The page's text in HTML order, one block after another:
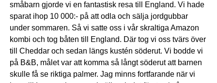
småbarn gjorde vi en fantastisk resa till England. Vi hade
sparat ihop 10 000:- på att odla och sälja jordgubbar
under sommaren. Så vi satte oss i vår skraltiga Amazon
kombi och tog båten till England. Där tog vi oss tvärs över
till Cheddar och sedan längs kustén söderut. Vi bodde vi
på B&B, målet var att komma så långt söderut att barnen
skulle få se riktiga palmer. Jag minns fortfarande när vi